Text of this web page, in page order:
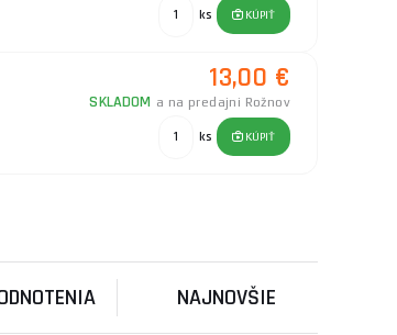
ks KÚPIŤ
13,00 €
SKLADOM a na predajni Rožnov
ks KÚPIŤ
ks
NAJNOVŠIE